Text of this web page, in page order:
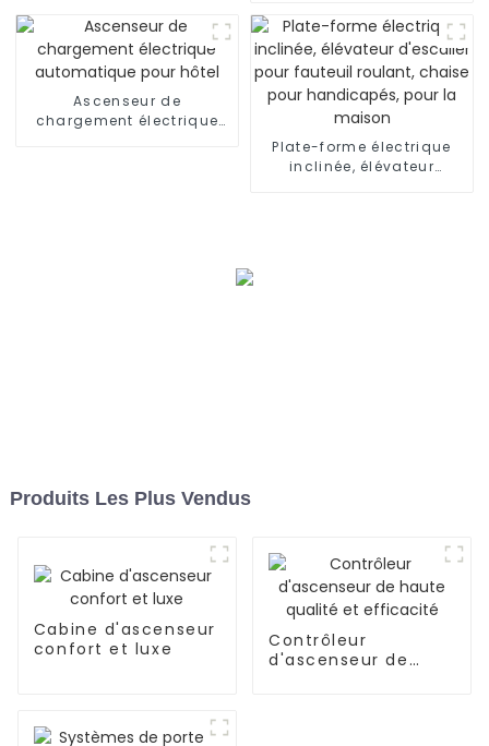
Ascenseur de
chargement électrique
Plate-forme électrique
inclinée, élévateur
Produits Les Plus Vendus
Cabine d'ascenseur
confort et luxe
Contrôleur
d'ascenseur de